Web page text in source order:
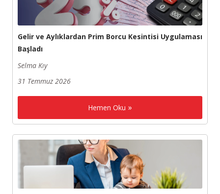
Gelir ve Aylıklardan Prim Borcu Kesintisi Uygulaması
Başladı
Selma Kıy
31 Temmuz 2026
Hemen Oku